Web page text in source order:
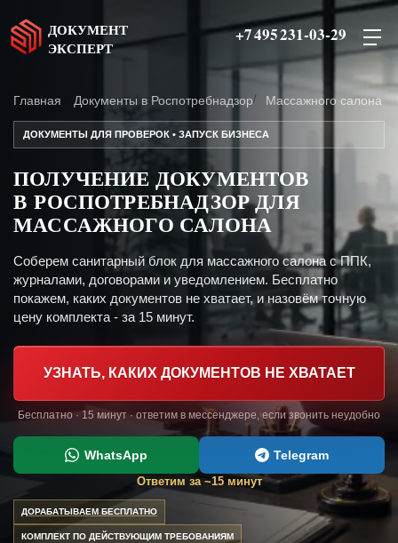
ДОКУМЕНТ
ЭКСПЕРТ
+7 495 231-03-29
Главная Документы в Роспотребнадзор Массажного салона
ДОКУМЕНТЫ ДЛЯ ПРОВЕРОК • ЗАПУСК БИЗНЕСА
ПОЛУЧЕНИЕ ДОКУМЕНТОВ
В РОСПОТРЕБНАДЗОР ДЛЯ
МАССАЖНОГО САЛОНА
Соберем санитарный блок для массажного салона с ППК,
журналами, договорами и уведомлением. Бесплатно
покажем, каких документов не хватает, и назовём точную
цену комплекта - за 15 минут.
УЗНАТЬ, КАКИХ ДОКУМЕНТОВ НЕ ХВАТАЕТ
Бесплатно · 15 минут · ответим в мессенджере, если звонить неудобно
WhatsApp Telegram
Ответим за ~15 минут
ДОРАБАТЫВАЕМ БЕСПЛАТНО
КОМПЛЕКТ ПО ДЕЙСТВУЮЩИМ ТРЕБОВАНИЯМ